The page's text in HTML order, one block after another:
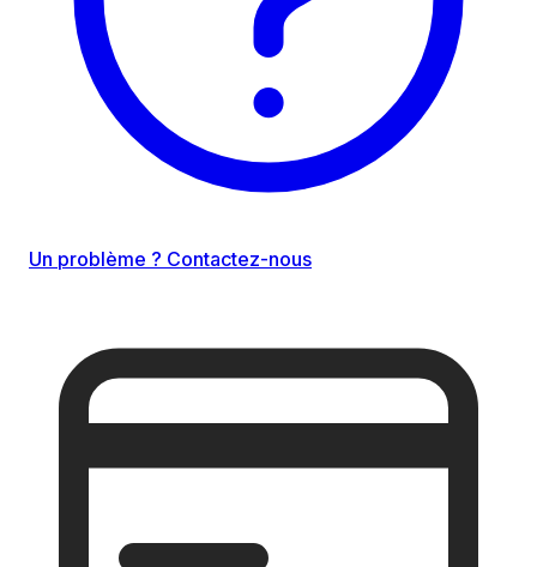
Un problème ? Contactez-nous